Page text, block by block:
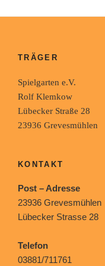
TRÄGER
Spielgarten e.V.
Rolf Klemkow
Lübecker Straße 28
23936 Grevesmühlen
KONTAKT
Post – Adresse
23936 Grevesmühlen
Lübecker Strasse 28
Telefon
03881/711761